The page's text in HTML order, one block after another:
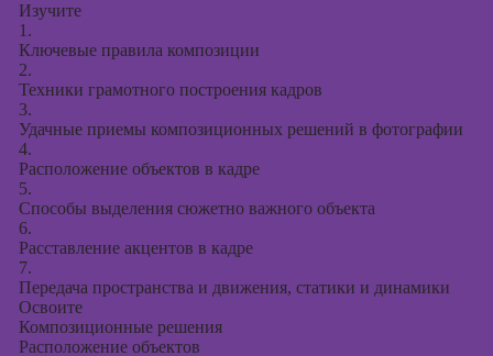
Изучите
1.
Ключевые правила композиции
2.
Техники грамотного построения кадров
3.
Удачные приемы композиционных решений в фотографии
4.
Расположение объектов в кадре
5.
Способы выделения сюжетно важного объекта
6.
Расставление акцентов в кадре
7.
Передача пространства и движения, статики и динамики
Освоите
Композиционные решения
Расположение объектов